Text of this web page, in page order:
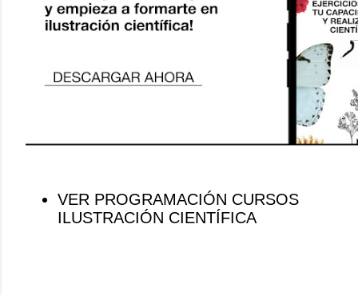
VER PROGRAMACIÓN CURSOS
ILUSTRACIÓN CIENTÍFICA